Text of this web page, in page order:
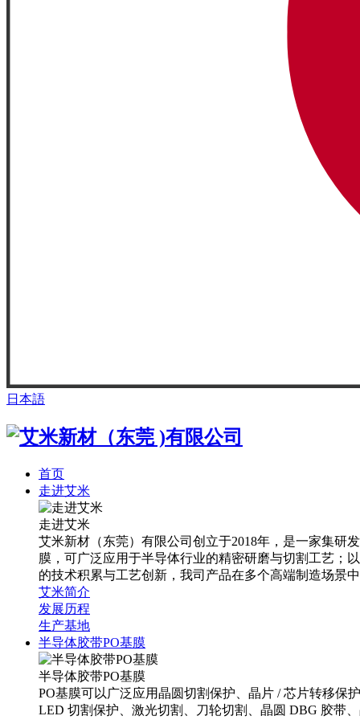
日本語
首页
走进艾米
走进艾米
艾米新材（东莞）有限公司创立于2018年，是一家集研
膜，可广泛应用于半导体行业的精密研磨与切割工艺；
的技术积累与工艺创新，我司产品在多个高端制造场景
艾米简介
发展历程
生产基地
半导体胶带PO基膜
半导体胶带PO基膜
PO基膜可以广泛应用晶圆切割保护、晶片 / 芯片转移
LED 切割保护、激光切割、刀轮切割、晶圆 DBG 胶带